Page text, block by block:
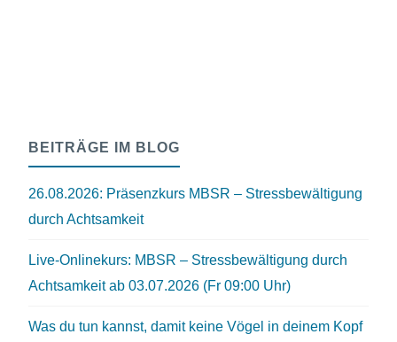
BEITRÄGE IM BLOG
26.08.2026: Präsenzkurs MBSR – Stressbewältigung
durch Achtsamkeit
Live-Onlinekurs: MBSR – Stressbewältigung durch
Achtsamkeit ab 03.07.2026 (Fr 09:00 Uhr)
Was du tun kannst, damit keine Vögel in deinem Kopf